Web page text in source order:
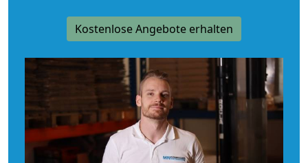
Kostenlose Angebote erhalten